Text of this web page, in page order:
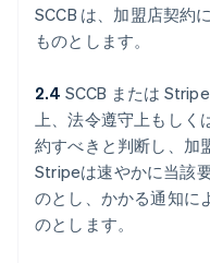
SCCB は、加盟店契約
ものとします。
2.4 SCCB または
上、法令遵守上もしく
約すべきと判断し、加
Stripeは速やかに当該
のとし、かかる通知に
のとします。